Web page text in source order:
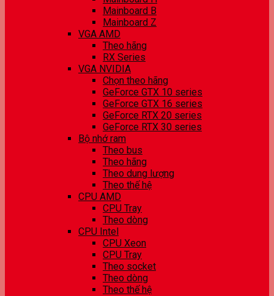
Mainboard B
Mainboard Z
VGA AMD
Theo hãng
RX Series
VGA NVIDIA
Chọn theo hãng
GeForce GTX 10 series
GeForce GTX 16 series
GeForce RTX 20 series
GeForce RTX 30 series
Bộ nhớ ram
Theo bus
Theo hãng
Theo dung lượng
Theo thế hệ
CPU AMD
CPU Tray
Theo dòng
CPU Intel
CPU Xeon
CPU Tray
Theo socket
Theo dòng
Theo thế hệ